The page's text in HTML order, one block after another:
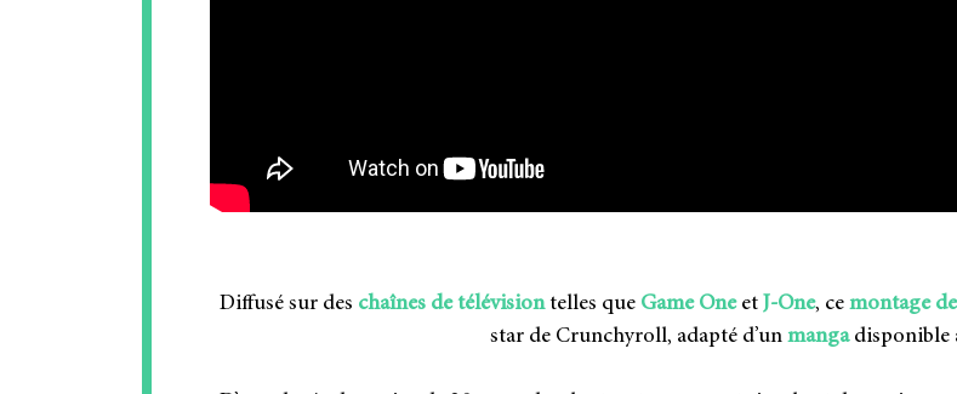
Diffusé sur des chaînes de télévisiontelles que Game Oneet J-One, cemontage
star de Crunchyroll, adapté d’un mangadisponible